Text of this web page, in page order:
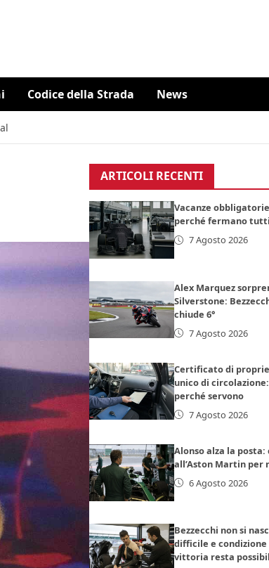
Codice della Strada News
ARTICOLI RECENTI
Vacanze
perché fermano tutti
7 Agosto 2026
Alex Marquez
Silverstone:
chiude 6°
7 Agosto 2026
Certificato di
unico di
perché servono
7 Agosto 2026
Alonso alza la
all’Aston Martin per
6 Agosto 2026
Bezzecchi non si
difficile e
vittoria resta